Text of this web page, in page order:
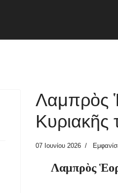
Λαμπρὸς
07 Ιουνίου 2026
Λαμπρὸς